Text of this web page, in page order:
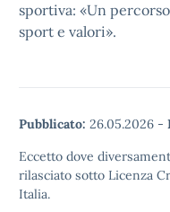
sportiva: «Un
sport e valori».
Pubblicato: 26.05.2026 -
Eccetto dove
rilasciato sotto Licenza
Italia.